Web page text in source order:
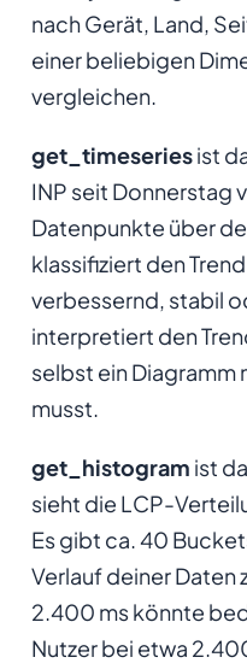
nach Gerät, Land,
einer beliebigen
vergleichen.
get_timeseriesist
INP seit Donnerstag
Datenpunkte über
klassifiziert den
verbessernd, stabil
interpretiert den
selbst ein Diagramm
musst.
get_histogram ist
sieht die LCP-
Es gibt ca. 40
Verlauf deiner Daten
2.400 ms könnte
Nutzer bei etwa